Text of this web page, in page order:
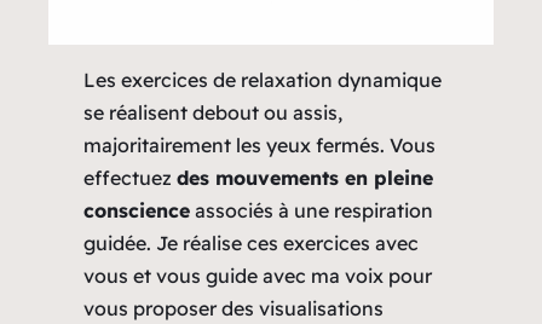
Les exercices de relaxation dynamique
se réalisent debout ou assis,
majoritairement les yeux fermés. Vous
effectuezdes mouvements en pleine
conscience associés à une respiration
guidée. Je réalise ces exercices avec
vous et vous guide avec ma voix pour
vous proposer des visualisations